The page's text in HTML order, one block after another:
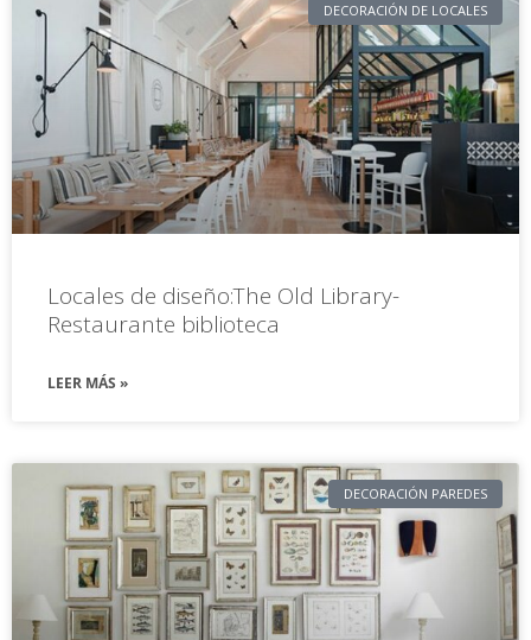
DECORACIÓN DE LOCALES
Locales de diseño:The Old Library-
Restaurante biblioteca
LEER MÁS »
DECORACIÓN PAREDES